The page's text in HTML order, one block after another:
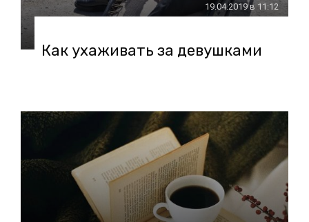
19.04.2019 в 11:12
Как ухаживать за девушками